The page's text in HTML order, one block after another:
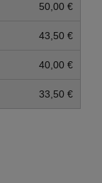
50,00 €
43,50 €
40,00 €
33,50 €